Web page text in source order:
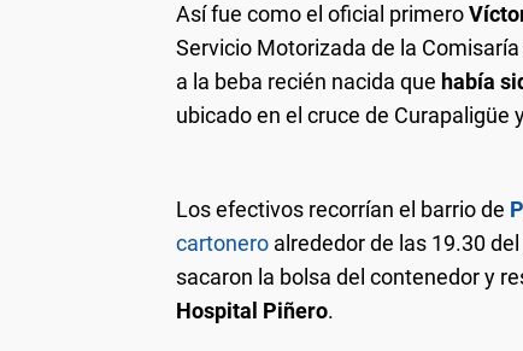
Así fue como el oficial primero
Servicio Motorizada de la
a la beba recién nacida que había
ubicado en el cruce de Curapaligüe
Los efectivos recorrían el barrio de
cartonero alrededor de las 19.30
sacaron la bolsa del contenedor y
Hospital Piñero.